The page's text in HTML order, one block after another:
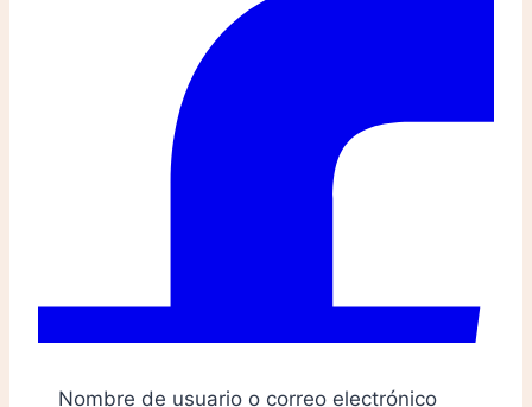
Nombre de usuario o correo electrónico